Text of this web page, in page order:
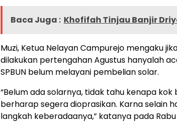
Baca Juga : Khofifah Tinjau Banjir
Muzi, Ketua Nelayan Campurejo mengaku
dilakukan pertengahan Agustus hanyalah
SPBUN belum melayani pembelian solar.
“Belum ada solarnya, tidak tahu kenapa kok
berharap segera dioprasikan. Karna selain
langkah keberadaanya,” katanya pada